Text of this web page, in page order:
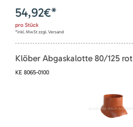
54,92€*
pro Stück
*inkl. MwSt zzgl. Versand
Klöber Abgaskalotte 80/125 rot
KE 8065-0100